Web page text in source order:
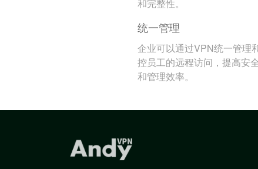
和完整性。
统一管理
企业可以通过VPN统一管理
控员工的远程访问，提高安
和管理效率。